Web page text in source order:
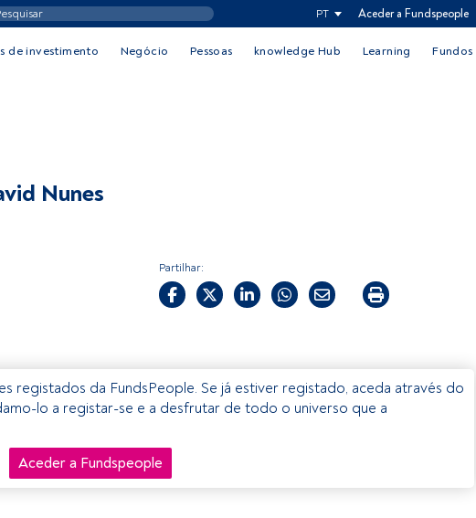
PT Aceder a Fundspeople
de investimento Negócio Pessoas knowledge Hub Learning Fundos
Nunes
Partilhar:
registados da FundsPeople. Se já estiver registado, aceda através do
lo a registar-se e a desfrutar de todo o universo que a
Aceder a Fundspeople